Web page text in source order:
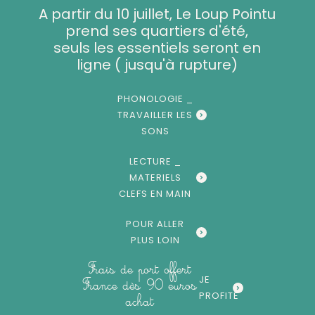
A partir du 10 juillet, Le Loup Pointu
prend ses quartiers d'été,
seuls les essentiels seront en
ligne ( jusqu'à rupture)
PHONOLOGIE _
TRAVAILLER LES
SONS
LECTURE _
MATERIELS
CLEFS EN MAIN
POUR ALLER
PLUS LOIN
Frais de port offert
France dès 90 euros
achat
JE
PROFITE